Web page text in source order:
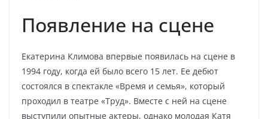
Появление на сцене
Екатерина Климова впервые появилась на сцене в
1994 году, когда ей было всего 15 лет. Ее дебют
состоялся в спектакле «Время и семья», который
проходил в театре «Труд». Вместе с ней на сцене
выступили опытные актеры, однако молодая Катя